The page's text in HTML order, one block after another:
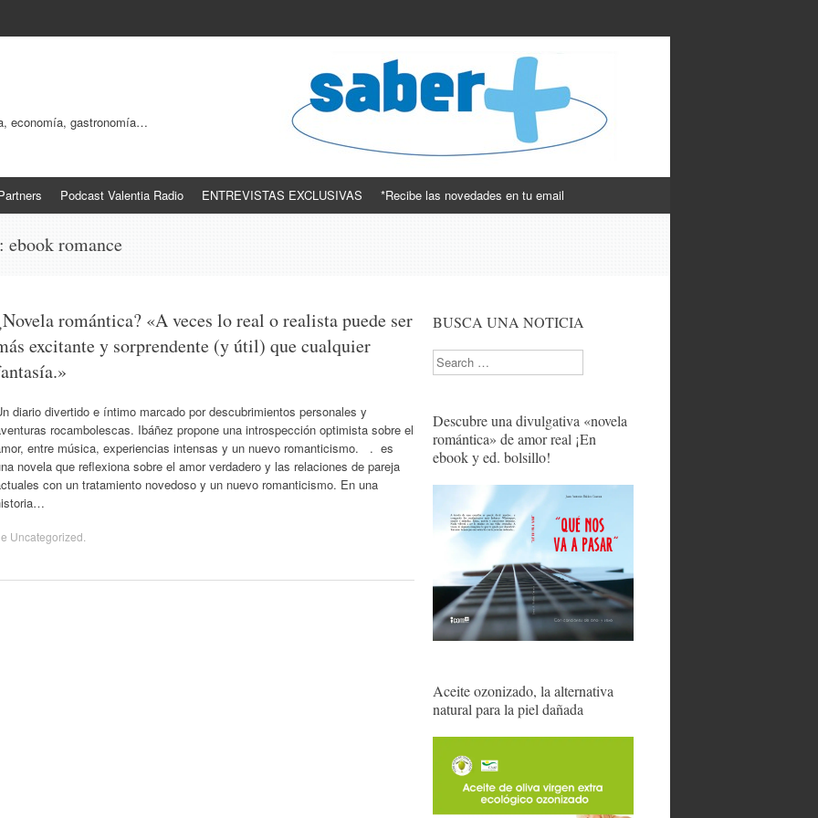
economía, gastronomía…
Podcast Valentia Radio ENTREVISTAS EXCLUSIVAS *Recibe las novedades en tu email
ebook romance
romántica? «A veces lo real o realista puede ser
excitante y sorprendente (y útil) que cualquier
diario divertido e íntimo marcado por descubrimientos personales y
rocambolescas. Ibáñez propone una introspección optimista sobre el
entre música, experiencias intensas y un nuevo romanticismo. . es
novela que reflexiona sobre el amor verdadero y las relaciones de pareja
con un tratamiento novedoso y un nuevo romanticismo. En una
Uncategorized
BUSCA UNA NOTICIA
Search
Descubre una divulgativa «novela
romántica» de amor real ¡En
ebook y ed. bolsillo!
Aceite ozonizado, la alternativa
natural para la piel dañada